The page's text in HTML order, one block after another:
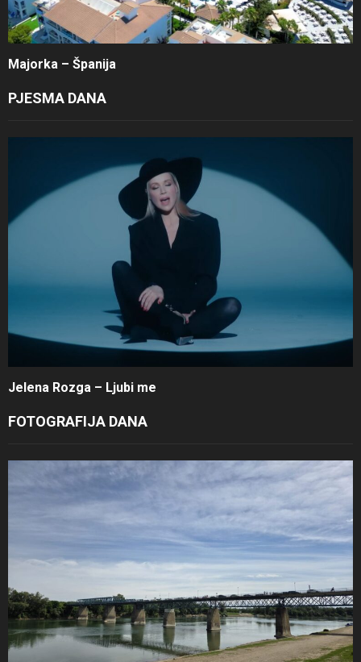
Majorka – Španija
PJESMA DANA
Jelena Rozga – Ljubi me
FOTOGRAFIJA DANA